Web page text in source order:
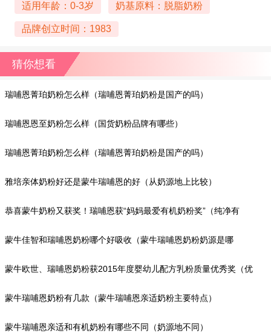
适用年龄：0-3岁 奶基原料：脱脂奶粉
品牌创立时间：1983
猜你想看
瑞哺恩菁珀奶粉怎么样（瑞哺恩菁珀奶粉是国产的吗）
瑞哺恩恩至奶粉怎么样（国货奶粉品牌有哪些）
瑞哺恩菁珀奶粉怎么样（瑞哺恩菁珀奶粉是国产的吗）
雅培亲体奶粉好还是蒙牛瑞哺恩的好（从奶源地上比较）
恭喜蒙牛奶粉又获奖！瑞哺恩获“妈妈最爱有机奶粉奖”（纯净有
机，天然保护）
蒙牛佳智和瑞哺恩奶粉哪个好吸收（蒙牛瑞哺恩奶粉奶源是哪
里?）
蒙牛欧世、瑞哺恩奶粉获2015年度婴幼儿配方乳粉质量优秀奖（优
秀乳企成行业标杆）
蒙牛瑞哺恩奶粉有几款（蒙牛瑞哺恩亲适奶粉主要特点）
蒙牛瑞哺恩亲适和有机奶粉有哪些不同（奶源地不同）